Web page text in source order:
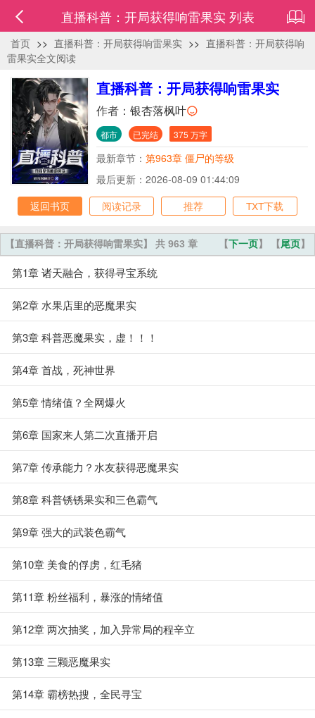
直播科普：开局获得响雷果实 列表
首页 >> 直播科普：开局获得响雷果实 >> 直播科普：开局获得响
雷果实全文阅读
直播科普：开局获得响雷果实
作者： 银杏落枫叶
都市 已完结 375 万字
最新章节： 第963章 僵尸的等级
最后更新：2026-08-09 01:44:09
返回书页
阅读记录 推荐 TXT下载
【下一页】 【尾页】
【直播科普：开局获得响雷果实】 共 963 章
第1章 诸天融合，获得寻宝系统
第2章 水果店里的恶魔果实
第3章 科普恶魔果实，虚！！！
第4章 首战，死神世界
第5章 情绪值？全网爆火
第6章 国家来人第二次直播开启
第7章 传承能力？水友获得恶魔果实
第8章 科普锈锈果实和三色霸气
第9章 强大的武装色霸气
第10章 美食的俘虏，红毛猪
第11章 粉丝福利，暴涨的情绪值
第12章 两次抽奖，加入异常局的程辛立
第13章 三颗恶魔果实
第14章 霸榜热搜，全民寻宝